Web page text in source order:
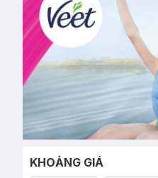
KHOẢNG GIÁ